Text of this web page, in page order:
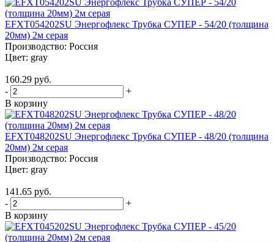
EFXT054202SU Энергофлекс Трубка СУПЕР - 54/20 (толщина
20мм) 2м серая
Производство: Россия
Цвет: gray
160.29 руб.
-
+
В корзину
EFXT048202SU Энергофлекс Трубка СУПЕР - 48/20 (толщина
20мм) 2м серая
Производство: Россия
Цвет: gray
141.65 руб.
-
+
В корзину